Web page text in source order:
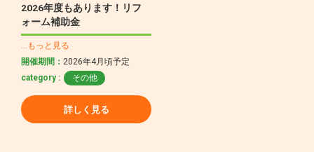
2026年度もあります！リフ
ォーム補助金
…もっと見る
開催期間：2026年4月頃予定
category :
その他
詳しく見る